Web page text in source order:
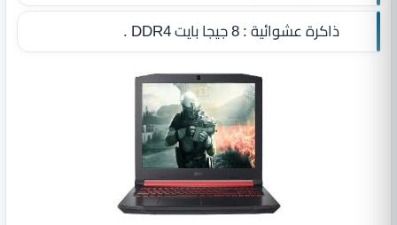
ذاكرة عشوائية :8 جيجا بايت DDR4‏ .